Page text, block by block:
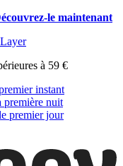
le maintenant
à 59 €
instant
première nuit
premier jour